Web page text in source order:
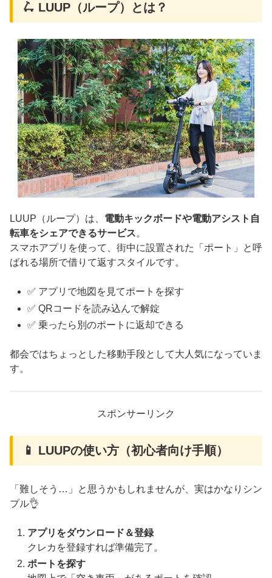
🛴 LUUP（ループ）とは？
LUUP（ループ）は、 電動キックボードや電動アシスト自
転車をシェアできるサービス。
スマホアプリを使って、街中に設置された「ポート」と呼
ばれる場所で借りて返すスタイルです。
✅ アプリで地図を見てポートを探す
✅ QRコードを読み込んで解錠
✅ 乗ったら別のポートに返却できる
都会ではちょっとした移動手段として大人気になっていま
す。
スポンサーリンク
📱 LUUPの使い方（初心者向け手順）
「難しそう…」と思うかもしれませんが、実はかなりシン
プル👌
アプリをダウンロード＆登録
クレカを登録すれば準備完了。
ポートを探す